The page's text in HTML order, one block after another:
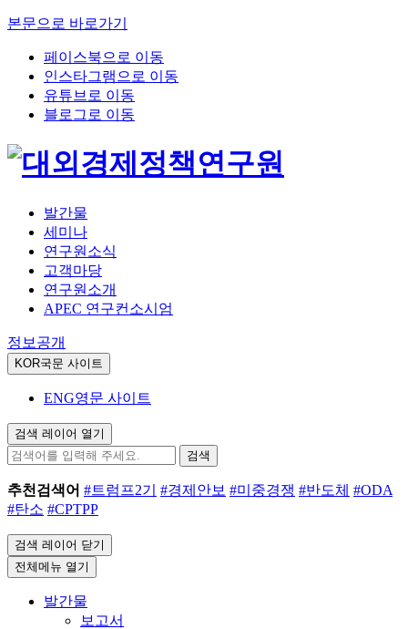
본문으로 바로가기
페이스북으로 이동
인스타그램으로 이동
유튜브로 이동
블로그로 이동
발간물
세미나
연구원소식
고객마당
연구원소개
APEC 연구컨소시엄
정보공개
KOR국문 사이트
ENG영문 사이트
검색 레이어 열기
검색
추천검색어 #트럼프2기 #경제안보 #미중경쟁 #반도체 #ODA
#탄소 #CPTPP
검색 레이어 닫기
전체메뉴 열기
발간물
보고서